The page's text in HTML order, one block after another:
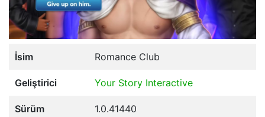
İsim Romance Club
Geliştirici Your Story Interactive
Sürüm 1.0.41440